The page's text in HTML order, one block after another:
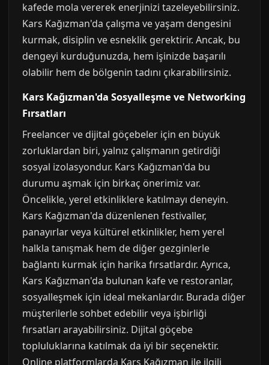
kafede mola vererek enerjinizi tazeleyebilirsiniz.
Kars Kağızman'da çalışma ve yaşam dengesini
kurmak, disiplin ve esneklik gerektirir. Ancak, bu
dengeyi kurduğunuzda, hem işinizde başarılı
olabilir hem de bölgenin tadını çıkarabilirsiniz.
Kars Kağızman'da Sosyalleşme ve Networking
Fırsatları
Freelancer ve dijital göçebeler için en büyük
zorluklardan biri, yalnız çalışmanın getirdiği
sosyal izolasyondur. Kars Kağızman'da bu
durumu aşmak için birkaç önerimiz var.
Öncelikle, yerel etkinliklere katılmayı deneyin.
Kars Kağızman'da düzenlenen festivaller,
panayırlar veya kültürel etkinlikler, hem yerel
halkla tanışmak hem de diğer gezginlerle
bağlantı kurmak için harika fırsatlardır. Ayrıca,
Kars Kağızman'da bulunan kafe ve restoranlar,
sosyalleşmek için ideal mekanlardır. Burada diğer
müşterilerle sohbet edebilir veya işbirliği
fırsatları arayabilirsiniz. Dijital göçebe
topluluklarına katılmak da iyi bir seçenektir.
Online platformlarda Kars Kağızman ile ilgili